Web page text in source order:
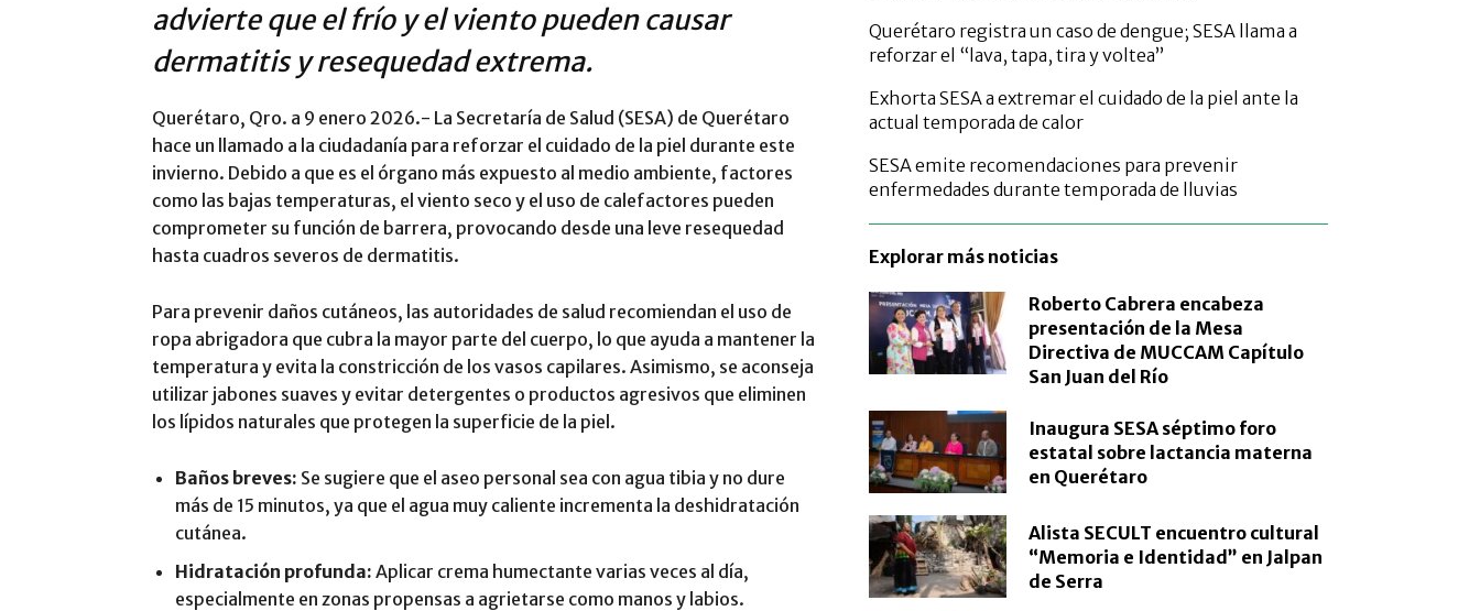
advierte que el frío y el viento pueden causar
dermatitis y resequedad extrema.
Querétaro, Qro. a 9 enero 2026.- La Secretaría de Salud (SESA) de Querétaro
hace un llamado a la ciudadanía para reforzar el cuidado de la piel durante este
invierno. Debido a que es el órgano más expuesto al medio ambiente, factores
como las bajas temperaturas, el viento seco y el uso de calefactores pueden
comprometer su función de barrera, provocando desde una leve resequedad
hasta cuadros severos de dermatitis.
Para prevenir daños cutáneos, las autoridades de salud recomiendan el uso de
ropa abrigadora que cubra la mayor parte del cuerpo, lo que ayuda a mantener la
temperatura y evita la constricción de los vasos capilares. Asimismo, se aconseja
utilizar jabones suaves y evitar detergentes o productos agresivos que eliminen
los lípidos naturales que protegen la superficie de la piel.
Baños breves: Se sugiere que el aseo personal sea con agua tibia y no dure
más de 15 minutos, ya que el agua muy caliente incrementa la deshidratación
cutánea.
Hidratación profunda: Aplicar crema humectante varias veces al día,
especialmente en zonas propensas a agrietarse como manos y labios.
Querétaro registra un caso de dengue; SESA llama a
reforzar el “lava, tapa, tira y voltea”
Exhorta SESA a extremar el cuidado de la piel ante la
actual temporada de calor
SESA emite recomendaciones para prevenir
enfermedades durante temporada de lluvias
Explorar más noticias
Roberto Cabrera encabeza
presentación de la Mesa
Directiva de MUCCAM Capítulo
San Juan del Río
Inaugura SESA séptimo foro
estatal sobre lactancia materna
en Querétaro
Alista SECULT encuentro cultural
“Memoria e Identidad” en Jalpan
de Serra